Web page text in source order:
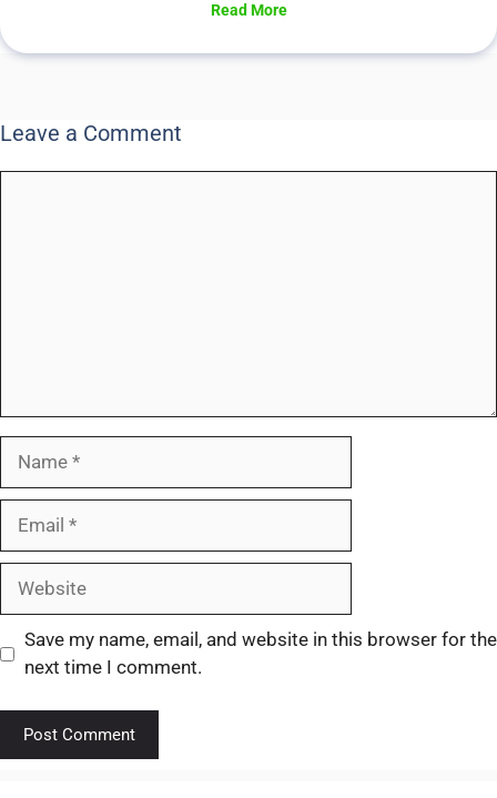
Read More
Leave a Comment
Save my name, email, and website in this browser for the
next time I comment.